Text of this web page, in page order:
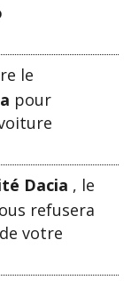
le
pour
Dacia , le
refusera
votre